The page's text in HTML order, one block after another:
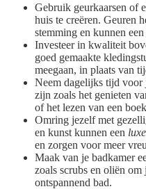
Gebruik geurkaarsen of
huis te creëren. Geuren
stemming en kunnen
Investeer in kwaliteit
goed gemaakte
meegaan, in plaats van
Neem dagelijks tijd voor
zijn zoals het genieten
of het lezen van een
Omring jezelf met
en kunst kunnen een
en zorgen voor meer
Maak van je badkamer
zoals scrubs en oliën
ontspannend bad.